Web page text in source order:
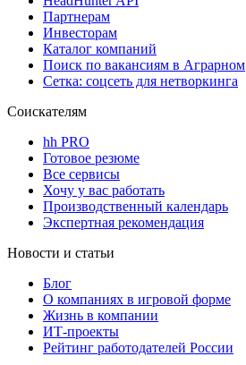
Партнерам
Инвесторам
Каталог компаний
Поиск по вакансиям в Аграрном
Сетка: соцсеть для нетворкинга
Соискателям
hh PRO
Готовое резюме
Все сервисы
Хочу у вас работать
Производственный календарь
Экспертная рекомендация
Новости и статьи
Блог
О компаниях в игровой форме
Жизнь в компании
ИТ-проекты
Рейтинг работодателей России